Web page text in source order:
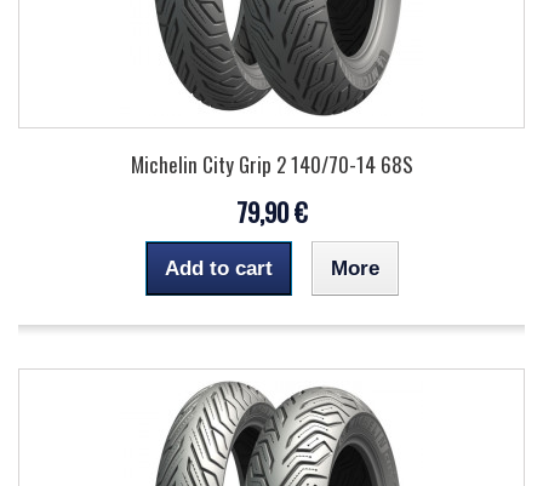
Michelin City Grip 2 140/70-14 68S
79,90 €
Add to cart More